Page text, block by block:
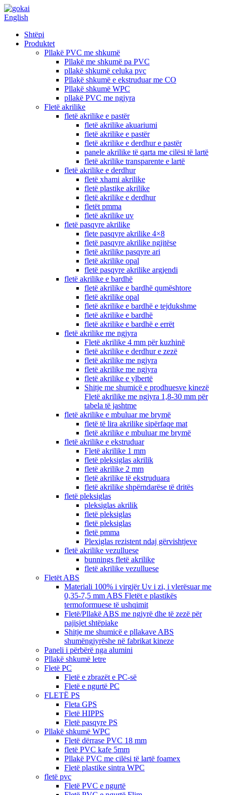
English
Shtëpi
Produktet
Pllakë PVC me shkumë
Pllakë me shkumë pa PVC
pllakë shkumë celuka pvc
Pllakë shkumë e ekstruduar me CO
Pllakë shkumë WPC
pllakë PVC me ngjyra
Fletë akrilike
fletë akrilike e pastër
fletë akrilike akuariumi
fletë akrilike e pastër
fletë akrilike e derdhur e pastër
panele akrilike të qarta me cilësi të lartë
fletë akrilike transparente e lartë
fletë akrilike e derdhur
fletë xhami akrilike
fletë plastike akrilike
fletë akrilike e derdhur
fletët pmma
fletë akrilike uv
fletë pasqyre akrilike
flete pasqyre akrilike 4×8
fletë pasqyre akrilike ngjitëse
fletë akrilike pasqyre ari
fletë akrilike opal
fletë pasqyre akrilike argjendi
fletë akrilike e bardhë
fletë akrilike e bardhë qumështore
fletë akrilike opal
fletë akrilike e bardhë e tejdukshme
fletë akrilike e bardhë
fletë akrilike e bardhë e errët
fletë akrilike me ngjyra
Fletë akrilike 4 mm për kuzhinë
fletë akrilike e derdhur e zezë
fletë akrilike me ngjyra
fletë akrilike me ngjyra
fletë akrilike e ylbertë
Shitje me shumicë e prodhuesve kinezë
Fletë akrilike me ngjyra 1,8-30 mm për
tabela të jashtme
fletë akrilike e mbuluar me brymë
fletë të lira akrilike sipërfaqe mat
fletë akrilike e mbuluar me brymë
fletë akrilike e ekstruduar
Fletë akrilike 1 mm
fletë pleksiglas akrilik
fletë akrilike 2 mm
fletë akrilike të ekstruduara
fletë akrilike shpërndarëse të dritës
fletë pleksiglas
pleksiglas akrilik
fletë pleksiglas
fletë pleksiglas
fletë pmma
Plexiglas rezistent ndaj gërvishtjeve
fletë akrilike vezulluese
bunnings fletë akrilike
fletë akrilike vezulluese
Fletët ABS
Materiali 100% i virgjër Uv i zi, i vlerësuar me
0,35-7,5 mm ABS Fletët e plastikës
termoformuese të ushqimit
Fletë/Pllakë ABS me ngjyrë dhe të zezë për
pajisjet shtëpiake
Shitje me shumicë e pllakave ABS
shumëngjyrëshe në fabrikat kineze
Paneli i përbërë nga alumini
Pllakë shkumë letre
Fletë PC
Fletë e zbrazët e PC-së
Fletë e ngurtë PC
FLETË PS
Fleta GPS
Fletë HIPPS
Fletë pasqyre PS
Pllakë shkumë WPC
Fletë dërrase PVC 18 mm
fletë PVC kafe 5mm
Pllakë PVC me cilësi të lartë foamex
Fletë plastike sintra WPC
fletë pvc
Fletë PVC e ngurtë